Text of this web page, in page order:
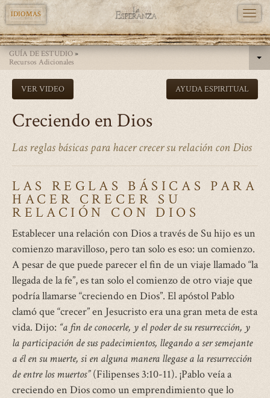
Pasar
contenido
principal
IDIOMAS
GUÍA DE ESTUDIO»
Recursos Adicionales
VER VIDEO AYUDA ESPIRITUAL
Creciendo en Dios
Las reglas básicas para hacer crecer su relación con Dios
LAS REGLAS BÁSICAS PARA
HACER CRECER SU
RELACIÓN CON DIOS
Establecer una relación con Dios a través de Su hijo es un
comienzo maravilloso, pero tan solo es eso: un comienzo.
A pesar de que puede parecer el fin de un viaje llamado “la
llegada de la fe”, es tan solo el comienzo de otro viaje que
podría llamarse “creciendo en Dios”. El apóstol Pablo
clamó que “crecer” en Jesucristo era una gran meta de esta
vida. Dijo: “a fin de conocerle, y el poder de su resurrección, y
la participación de sus padecimientos, llegando a ser semejante
a él en su muerte, si en alguna manera llegase a la resurrección
de entre los muertos”(Filipenses 3:10-11). ¡Pablo veía a
creciendo en Dios como un emprendimiento que lo